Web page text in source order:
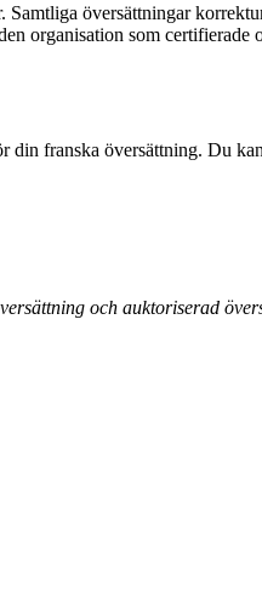
översättningar
organisation som certifierade
franska översättning. Du
och auktoriserad